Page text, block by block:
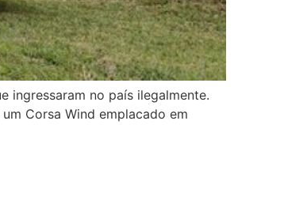
ingressaram no país ilegalmente.
Corsa Wind emplacado em